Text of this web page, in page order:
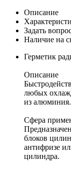
Описание
Задать
Наличие на
Герметик
Описание
любых
из алюминия.
Сфера
блоков
антифризе
цилиндра.